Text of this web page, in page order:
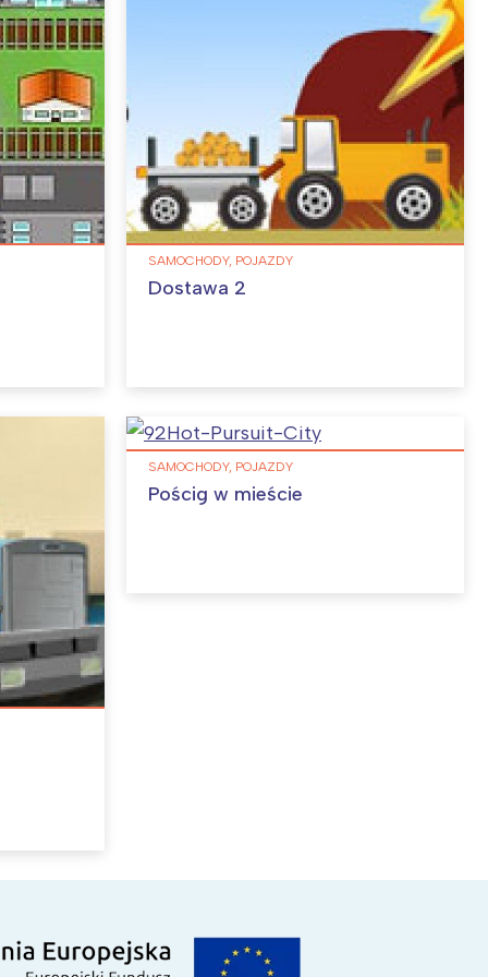
SAMOCHODY, POJAZDY
Dostawa 2
SAMOCHODY, POJAZDY
Pościg w mieście